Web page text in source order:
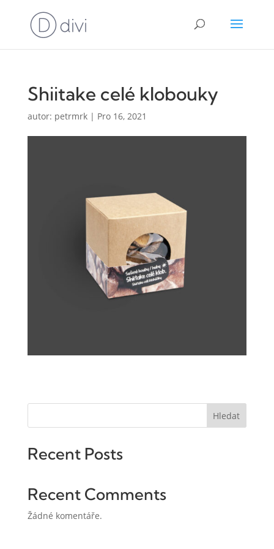
Shiitake celé klobouky
autor: petrmrk| Pro 16, 2021
Hledat
Recent Posts
Recent Comments
Žádné komentáře.